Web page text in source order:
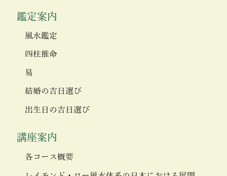
鑑定案内
風水鑑定
四柱推命
易
結婚の吉日選び
出生日の吉日選び
講座案内
各コース概要